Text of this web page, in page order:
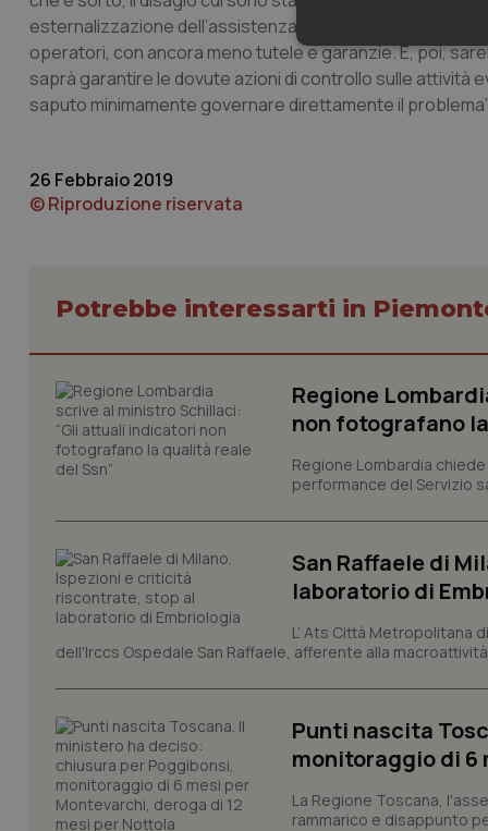
esternalizzazione dell’assistenza. Se così fosse
operatori, con ancora meno tutele e garanzie. E, poi,
saprà garantire le dovute azioni di controllo sulle attività
saputo minimamente governare direttamente il
26 Febbraio 2019
© Riproduzione riservata
Potrebbe interessarti in
Regione
non fotografano
Regione Lombardia
performance del Servizio
San Raffaele di
laboratorio di
L’ Ats Città Metropolitana
dell'Irccs Ospedale San Raffaele, afferente alla
Punti nascita
monitoraggio di 6
La Regione Toscana,
rammarico e disappunto
CookieScriptConsent
tracking-sites-
tracking-sites-
session-id
_ga
PHPSESSID